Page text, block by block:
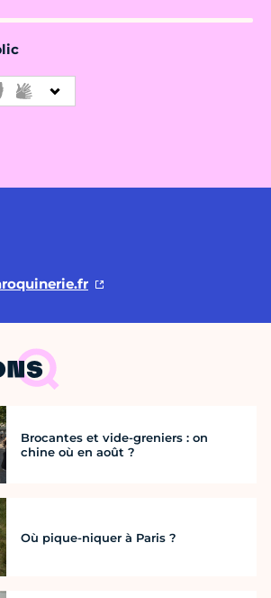
Brocantes et vide-greniers : on
chine où en août ?
Où pique-niquer à Paris ?